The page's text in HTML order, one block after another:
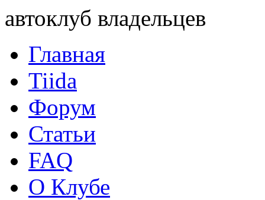
автоклуб владельцев
Главная
Tiida
Форум
Статьи
FAQ
О Клубе